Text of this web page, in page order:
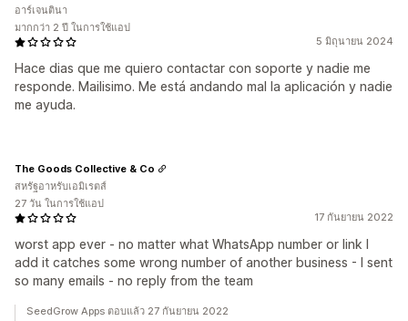
5 มิถุนายน 2024
Hace dias que me quiero contactar con soporte y nadie me
responde. Mailisimo. Me está andando mal la aplicación y nadie
me ayuda.
อาร์เจนตินา
มากกว่า 2 ปี ในการใช้แอป
17 กันยายน 2022
worst app ever - no matter what WhatsApp number or link I
add it catches some wrong number of another business - I sent
so many emails - no reply from the team
The Goods Collective & Co
สหรัฐอาหรับเอมิเรตส์
27 วัน ในการใช้แอป
SeedGrow Apps ตอบแล้ว 27 กันยายน 2022